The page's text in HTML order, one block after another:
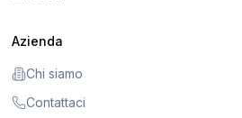
Azienda
Chi siamo
Contattaci